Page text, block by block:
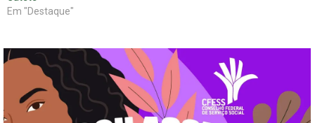
Em "Destaque"